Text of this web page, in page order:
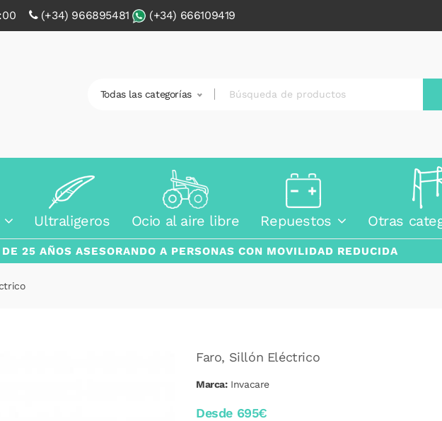
(+34) 966895481 (+34) 666109419
Todas las categorías
Ultraligeros Ocio al aire libre Repuestos Otras
25 AÑOS ASESORANDO A PERSONAS CON MOVILIDAD REDUCIDA
Faro, Sillón Eléctrico
Marca: Invacare
Desde 695€